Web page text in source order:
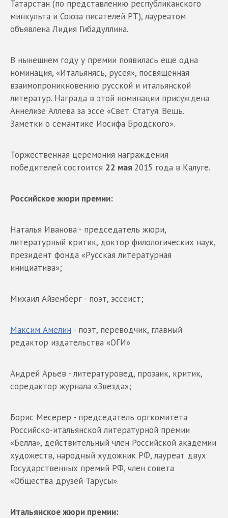
Татарстан (по представлению республиканского
минкульта и Союза писателей РТ), лауреатом
объявлена Лидия Гибадуллина.
В нынешнем году у премии появилась еще одна
номинация, «Итальянясь, русея», посвященная
взаимопроникновению русской и итальянской
литератур. Награда в этой номинации присуждена
Аннелизе Аллева за эссе «Свет. Статуя. Вещь.
Заметки о семантике Иосифа Бродского».
Торжественная церемония награждения
победителей состоится 22 мая 2015 года в Калуге.
Российское жюри премии:
Наталья Иванова - председатель жюри,
литературный критик, доктор филологических наук,
президент фонда «Русская литературная
инициатива»;
Михаил Айзенберг - поэт, эссеист;
Максим Амелин - поэт, переводчик, главный
редактор издательства «ОГИ»
Андрей Арьев - литературовед, прозаик, критик,
соредактор журнала «Звезда»;
Борис Месерер - председатель оргкомитета
Российско-итальянской литературной премии
«Белла», действительный член Российской академии
художеств, народный художник РФ, лауреат двух
Государственных премий РФ, член совета
«Общества друзей Тарусы».
Итальянское жюри премии: